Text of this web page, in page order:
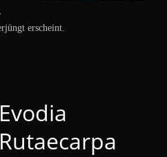
erscheint.
Evodia
Rutaecarpa